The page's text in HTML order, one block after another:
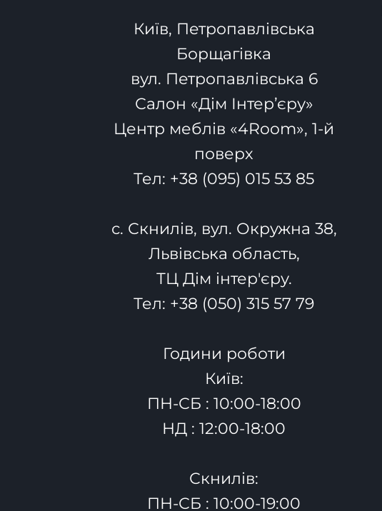
Київ, Петропавлівська
Борщагівка
вул. Петропавлівська 6
Салон «Дім Інтер’єру»
Центр меблів «4Room», 1-й
поверх
Тел: +38 (095) 015 53 85
с. Скнилів, вул. Окружна 38,
Львівська область,
ТЦ Дім інтер'єру.
Тел: +38 (050) 315 57 79
Години роботи
Київ:
ПН-СБ : 10:00-18:00
НД : 12:00-18:00
Скнилів:
ПН-СБ : 10:00-19:00